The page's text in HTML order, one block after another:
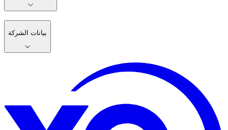
بيانات الشركة